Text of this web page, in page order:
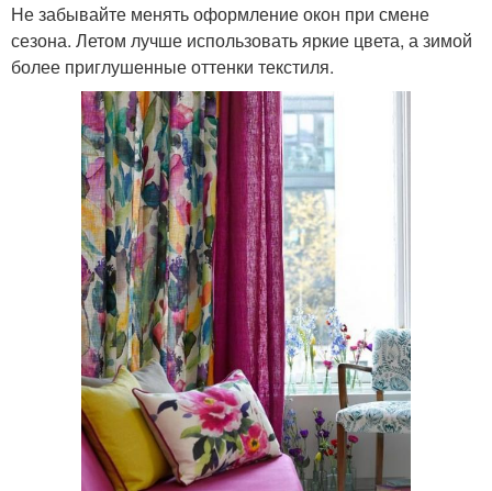
Не забывайте менять оформление окон при смене
сезона. Летом лучше использовать яркие цвета, а зимой
более приглушенные оттенки текстиля.